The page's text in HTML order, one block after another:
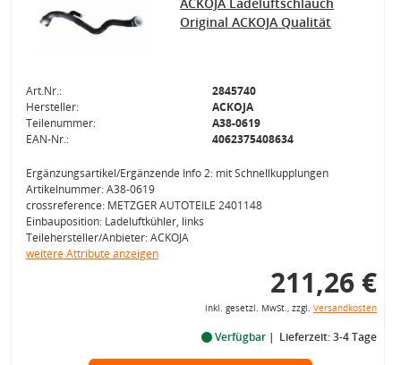
Original ACKOJA Qualität
Art.Nr.:
2845740
Hersteller:
ACKOJA
Teilenummer:
A38-0619
EAN-Nr.:
4062375408634
Ergänzungsartikel/Ergänzende Info 2: mit Schnellkupplungen
Artikelnummer: A38-0619
crossreference: METZGER AUTOTEILE 2401148
Einbauposition: Ladeluftkühler, links
Teilehersteller/Anbieter: ACKOJA
weitere Attribute anzeigen
211,26 €
inkl. gesetzl. MwSt., zzgl. Versandkosten
Verfügbar Lieferzeit: 3-4 Tage